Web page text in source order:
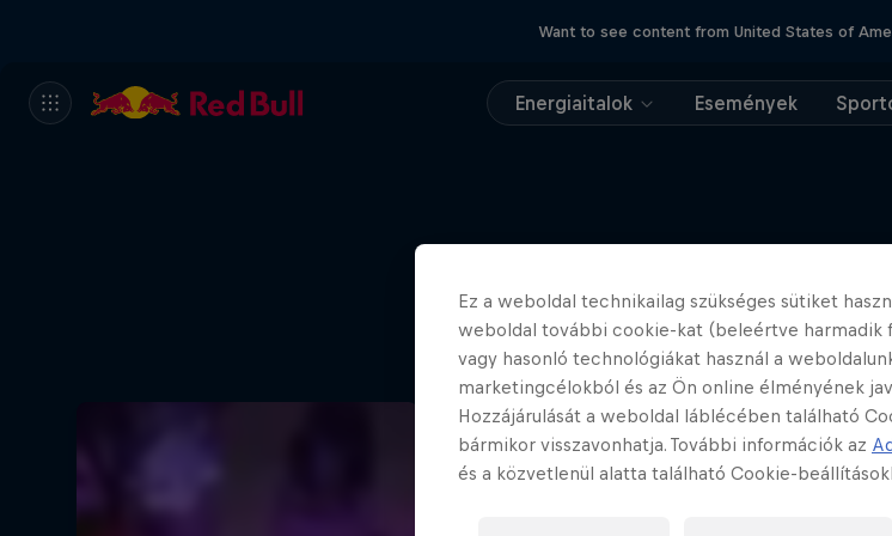
Want to see content from United States of
Energiaitalok Események
További
Ez a weboldal technikailag szükséges sütiket
weboldal további cookie-kat (beleértve harmadik
vagy hasonló technológiákat használ a
marketingcélokból és az Ön online élményének
Hozzájárulását a weboldal láblécében található
bármikor visszavonhatja. További információk az
és a közvetlenül alatta található Cookie-